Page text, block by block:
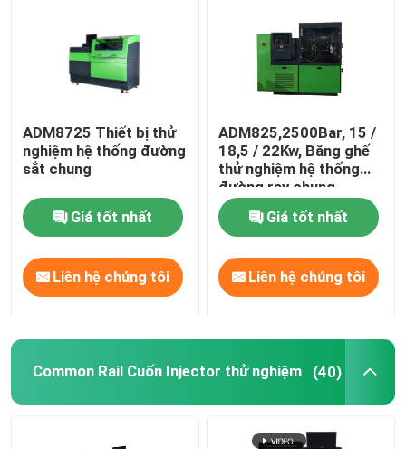
Nozzle đường sắt thông thường
Công cụ đường sắt thông thường
Common Rail Van
Đường sắt thông thường Kits Injector Sửa chữa
Phun nhiên liệu bơm pit tông
Nhiên liệu Injector Nozzle
ADM8725 Thiết bị thử
nghiệm hệ thống đường
sắt chung
Giá tốt nhất
Liên hệ chúng tôi
ADM825,2500Bar, 15 /
18,5 / 22Kw, Băng ghế
thử nghiệm hệ thống
đường ray chung
Giá tốt nhất
Liên hệ chúng tôi
Common Rail Cuốn Injector thử nghiệm (40)